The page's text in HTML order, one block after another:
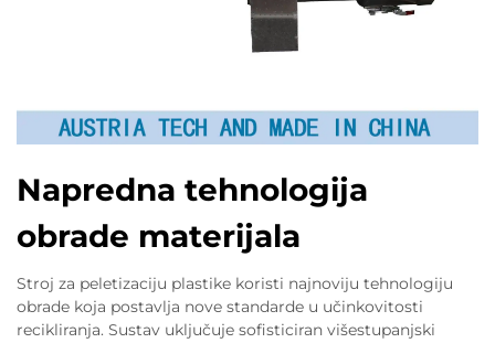
Napredna tehnologija
obrade materijala
Stroj za peletizaciju plastike koristi najnoviju tehnologiju
obrade koja postavlja nove standarde u učinkovitosti
recikliranja. Sustav uključuje sofisticiran višestupanjski